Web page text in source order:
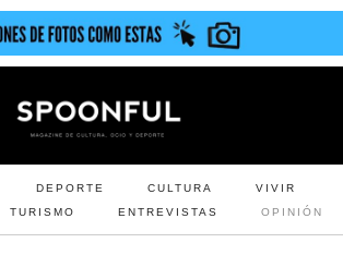
DEPORTE CULTURA
VIVIR
TURISMO ENTREVISTAS OPINIÓN